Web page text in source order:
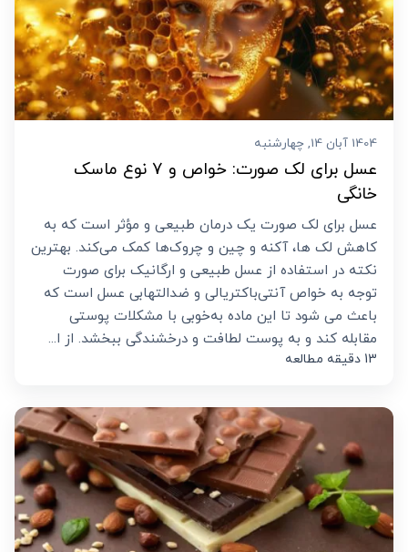
1404 آبان 14, چهارشنبه
عسل برای لک صورت: خواص و 7 نوع ماسک
خانگی
عسل برای لک صورت یک درمان طبیعی و مؤثر است که به
کاهش لک‌ ها، آکنه و چین و چروک‌ها کمک می‌کند. بهترین
نکته در استفاده از عسل طبیعی و ارگانیک برای صورت
توجه به خواص آنتی‌باکتریالی و ضدالتهابی عسل است که
باعث می‌ شود تا این ماده به‌خوبی با مشکلات پوستی
مقابله کند و به پوست لطافت و درخشندگی ببخشد. از ا...
13 دقیقه مطالعه